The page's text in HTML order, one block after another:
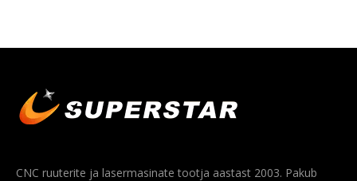
CNC ruuterite ja lasermasinate tootja aastast 2003. Pakub